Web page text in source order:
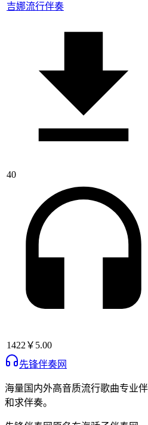
吉娜流行伴奏
40
1422 ￥5.00
先锋伴奏网
海量国内外高音质流行歌曲专业
和求伴奏。